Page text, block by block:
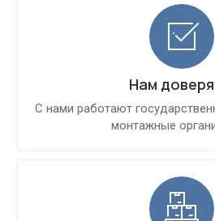
Нам
С нами работают
монтажные